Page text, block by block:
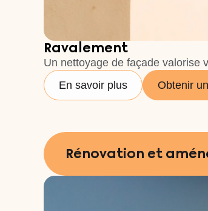
Ravalement
Un nettoyage de façade valorise
En savoir plus
Obtenir
Rénovation et